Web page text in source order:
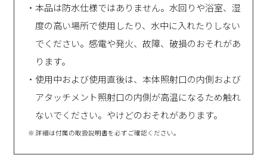
・本品は防水仕様ではありません。水回りや浴室、湿
度の高い場所で使用したり、水中に入れたりしない
でください。感電や発火、故障、破損のおそれがあ
ります。
・使用中および使用直後は、本体照射口の内側および
アタッチメント照射口の内側が高温になるため触れ
ないでください。やけどのおそれがあります。
※ 詳細は付属の取扱説明書を必ずご確認ください。